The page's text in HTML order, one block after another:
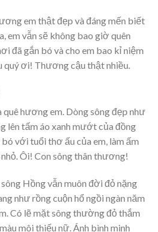
em thật đẹp và đáng mến biết
em vẫn sẽ không bao giờ quên
đã gắn bó và cho em bao kỉ niệm
quý ơi! Thương cậu thật nhiều.
quê hương em. Dòng sông đẹp như
lên tấm áo xanh mướt của đồng
với tuổi thơ ấu của em, làm ấm
Ôi! Con sông thân thương!
Hồng vẫn muôn đời đỏ nặng
như rồng cuộn hổ ngồi ngàn năm
Có lẽ mặt sông thường đỏ thắm
môi thiếu nữ. Ánh bình minh